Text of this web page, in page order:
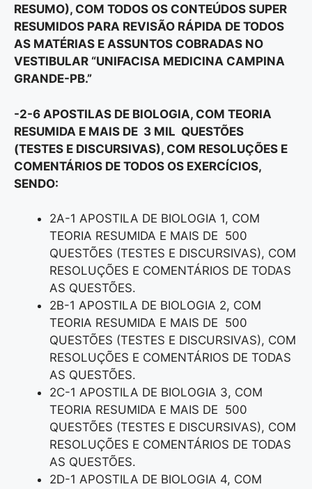
RESUMO), COM TODOS OS CONTEÚDOS SUPER
RESUMIDOS PARA REVISÃO RÁPIDA DE TODOS
AS MATÉRIAS E ASSUNTOS COBRADAS NO
VESTIBULAR “UNIFACISA MEDICINA CAMPINA
GRANDE-PB.”
-2-6 APOSTILAS DE BIOLOGIA, COM TEORIA
RESUMIDA E MAIS DE 3 MIL QUESTÕES
(TESTES E DISCURSIVAS), COM RESOLUÇÕES E
COMENTÁRIOS DE TODOS OS EXERCÍCIOS,
SENDO:
2A-1 APOSTILA DE BIOLOGIA 1, COM
TEORIA RESUMIDA E MAIS DE 500
QUESTÕES (TESTES E DISCURSIVAS), COM
RESOLUÇÕES E COMENTÁRIOS DE TODAS
AS QUESTÕES.
2B-1 APOSTILA DE BIOLOGIA 2, COM
TEORIA RESUMIDA E MAIS DE 500
QUESTÕES (TESTES E DISCURSIVAS), COM
RESOLUÇÕES E COMENTÁRIOS DE TODAS
AS QUESTÕES.
2C-1 APOSTILA DE BIOLOGIA 3, COM
TEORIA RESUMIDA E MAIS DE 500
QUESTÕES (TESTES E DISCURSIVAS), COM
RESOLUÇÕES E COMENTÁRIOS DE TODAS
AS QUESTÕES.
2D-1 APOSTILA DE BIOLOGIA 4, COM